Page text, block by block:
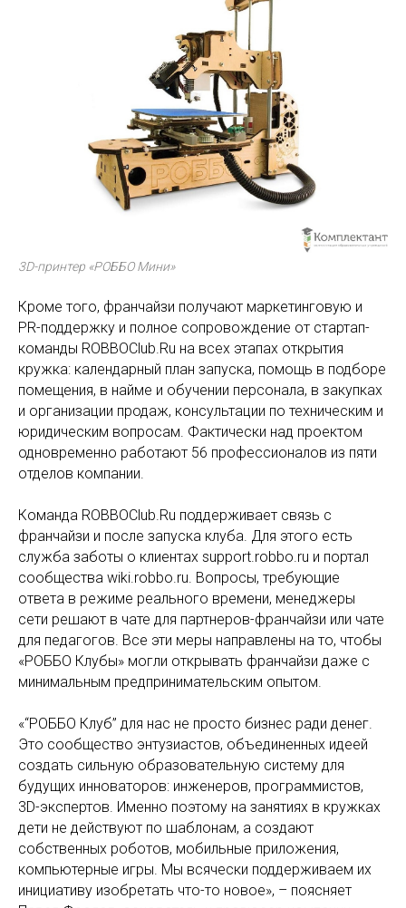
3D-принтер «РОББО Мини»
Кроме того, франчайзи получают маркетинговую и
PR-поддержку и полное сопровождение от стартап-
команды ROBBOClub.Ru на всех этапах открытия
кружка: календарный план запуска, помощь в подборе
помещения, в найме и обучении персонала, в закупках
и организации продаж, консультации по техническим и
юридическим вопросам. Фактически над проектом
одновременно работают 56 профессионалов из пяти
отделов компании.
Команда ROBBOClub.Ru поддерживает связь с
франчайзи и после запуска клуба. Для этого есть
служба заботы о клиентах support.robbo.ru и портал
сообщества wiki.robbo.ru. Вопросы, требующие
ответа в режиме реального времени, менеджеры
сети решают в чате для партнеров-франчайзи или чате
для педагогов. Все эти меры направлены на то, чтобы
«РОББО Клубы» могли открывать франчайзи даже с
минимальным предпринимательским опытом.
«“РОББО Клуб” для нас не просто бизнес ради денег.
Это сообщество энтузиастов, объединенных идеей
создать сильную образовательную систему для
будущих инноваторов: инженеров, программистов,
3D-экспертов. Именно поэтому на занятиях в кружках
дети не действуют по шаблонам, а создают
собственных роботов, мобильные приложения,
компьютерные игры. Мы всячески поддерживаем их
инициативу изобретать что-то новое», – поясняет